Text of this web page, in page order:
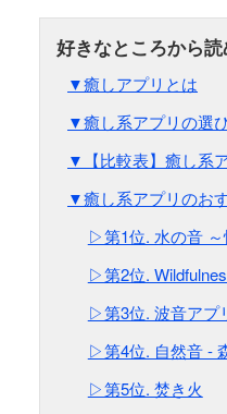
▼癒しアプリとは
▼癒し系アプリの選
▼【比較表】癒し系
▼癒し系アプリのお
▷第1位. 水の音 ～
▷第2位.
▷第3位. 波音アプ
▷第4位. 自然音 -
▷第5位. 焚き火